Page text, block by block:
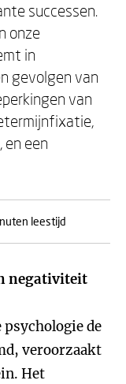
successen.
onze
in
gevolgen van
van
een
leestijd
negativiteit
de
veroorzaakt
Het